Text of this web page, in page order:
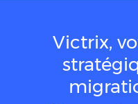
Victrix,